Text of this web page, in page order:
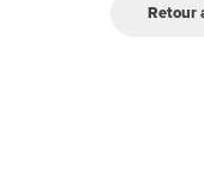
Retour